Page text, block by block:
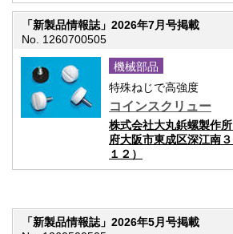
「新製品情報誌」2026年7月号掲載
No. 1260700505
機械部品
特殊ねじで高強度
コインスクリュー
株式会社大丸鋲螺製作
府大阪市東成区深江南
１２）
「新製品情報誌」2026年5月号掲載